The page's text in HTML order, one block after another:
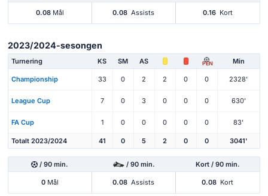
0.08Mål 0.08 Assists 0.16 Kort
2023/2024-sesongen
Turnering KS SM AS PEN Min
Championship 33 0 2 2 0 0 2328'
League Cup 7 0 3 0 0 0 630'
FA Cup 1 0 0 0 0 0 83'
Totalt 2023/2024 41 0 5 2 0 0 3041'
/ 90 min. / 90 min. Kort / 90 min.
0Mål 0.08 Assists 0.08 Kort